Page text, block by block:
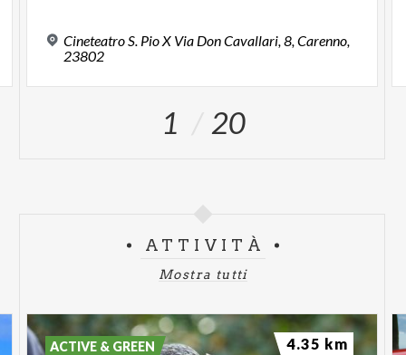
Cineteatro S. Pio X Via Don Cavallari, 8, Carenno,
23802
1 20
ATTIVITÀ
Mostra tutti
ACTIVE & GREEN 4.35 km